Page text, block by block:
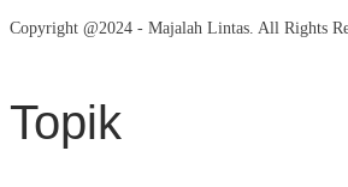
Copyright @2024 - Majalah Lintas. All Rights
Topik